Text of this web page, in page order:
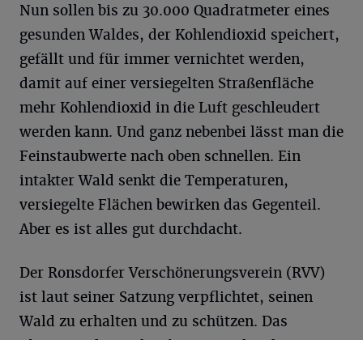
Nun sollen bis zu 30.000 Quadratmeter eines
gesunden Waldes, der Kohlendioxid speichert,
gefällt und für immer vernichtet werden,
damit auf einer versiegelten Straßenfläche
mehr Kohlendioxid in die Luft geschleudert
werden kann. Und ganz nebenbei lässt man die
Feinstaubwerte nach oben schnellen. Ein
intakter Wald senkt die Temperaturen,
versiegelte Flächen bewirken das Gegenteil.
Aber es ist alles gut durchdacht.
Der Ronsdorfer Verschönerungsverein (RVV)
ist laut seiner Satzung verpflichtet, seinen
Wald zu erhalten und zu schützen. Das